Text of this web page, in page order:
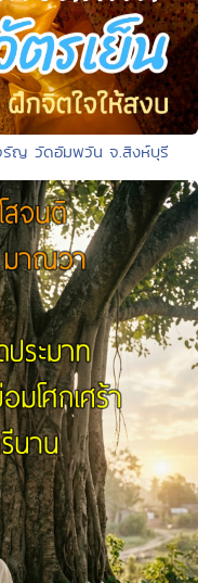
รัญ วัดอัมพวัน จ.สิงห์บุรี